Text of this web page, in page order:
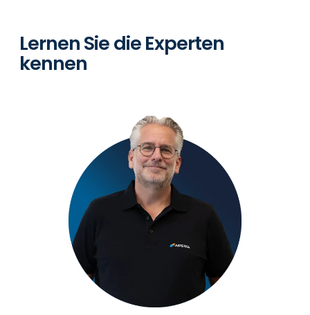
Lernen Sie die Experten
kennen